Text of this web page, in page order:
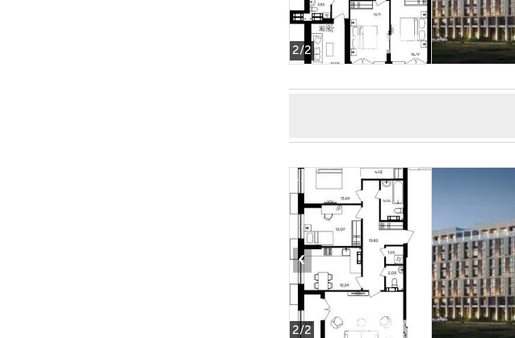
2/2
2/2
‹